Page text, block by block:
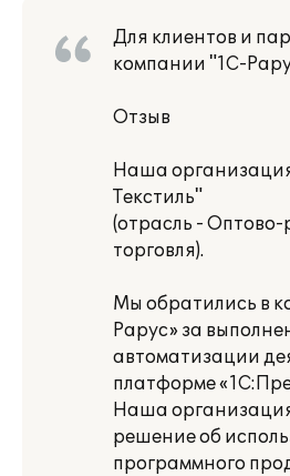
Для клиентов и
компании "1С-
Отзыв
Наша
Текстиль"
(отрасль -
торговля).
Мы обратились в
Рарус» за
автоматизации
платформе
Наша
решение об
программного